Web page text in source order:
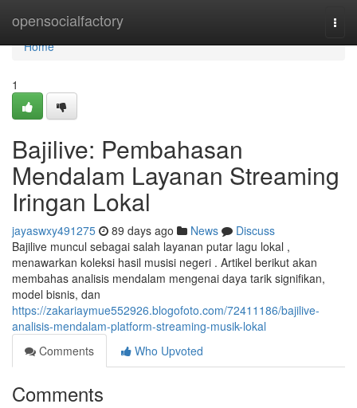
opensocialfactory
Home
Home
1
Bajilive: Pembahasan
Mendalam Layanan Streaming
Iringan Lokal
jayaswxy491275 89 days ago News
Discuss
Bajilive muncul sebagai salah layanan putar lagu lokal ,
menawarkan koleksi hasil musisi negeri . Artikel berikut akan
membahas analisis mendalam mengenai daya tarik signifikan,
model bisnis, dan
https://zakariaymue552926.blogofoto.com/72411186/bajilive-
analisis-mendalam-platform-streaming-musik-lokal
Comments
Who Upvoted
Comments